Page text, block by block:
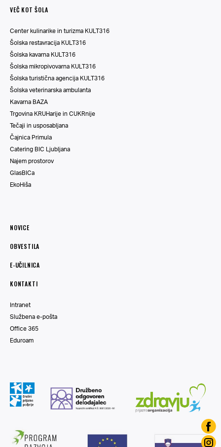
VEČ KOT ŠOLA
Center kulinarike in turizma KULT316
Šolska restavracija KULT316
Šolska kavarna KULT316
Šolska mikropivovarna KULT316
Šolska turistična agencija KULT316
Šolska veterinarska ambulanta
Kavarna BAZA
Trgovina KRUHarije in CUKRnije
Tečaji in usposabljana
Čajnica Primula
Catering BIC Ljubljana
Najem prostorov
GlasBICa
EkoHiša
NOVICE
OBVESTILA
E-UČILNICA
KONTAKTI
Intranet
Službena e-pošta
Office 365
Eduroam